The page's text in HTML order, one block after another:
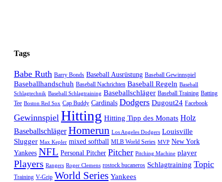
Tags
Babe Ruth Barry Bonds Baseball Ausrüstung Baseball Gewinnspiel
Baseballhandschuh Baseball Nachrichten Baseball Regeln Baseball
Schlagtechnik Baseball Schlagtraining Baseballschläger Baseball Training Batting
Tee Boston Red Sox Cap Buddy Cardinals Dodgers Dugout24 Facebook
Gewinnspiel Hitting Hitting Tipp des Monats Holz
Baseballschläger Homerun Los Angeles Dodgers Louisville
Slugger Max Kepler mixed softball MLB World Series MVP New York
Yankees NFL Personal Pitcher Pitcher Pitching Machine player
Players Rangers Roger Clemens rostock bucaneros Schlagtraining Topic
Training V-Grip World Series Yankees